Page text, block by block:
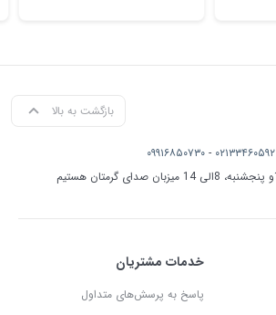
بازگشت به بالا
۰۲۱۳۳۴۶۰۵۹۲ - ۰۹۹۱۶۸۵۰۷۳۰
خدمات مشتریان
پاسخ به پرسش‌های متداول